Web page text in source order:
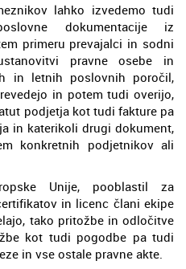
lahko izvedemo tudi
dokumentacije iz
primeru prevajalci in sodni
pravne osebe in
in letnih poslovnih poročil,
in potem tudi overijo,
podjetja kot tudi fakture pa
in katerikoli drugi dokument,
konkretnih podjetnikov ali
Unije, pooblastil za
in licenc člani ekipe
tako pritožbe in odločitve
kot tudi pogodbe pa tudi
in vse ostale pravne akte.